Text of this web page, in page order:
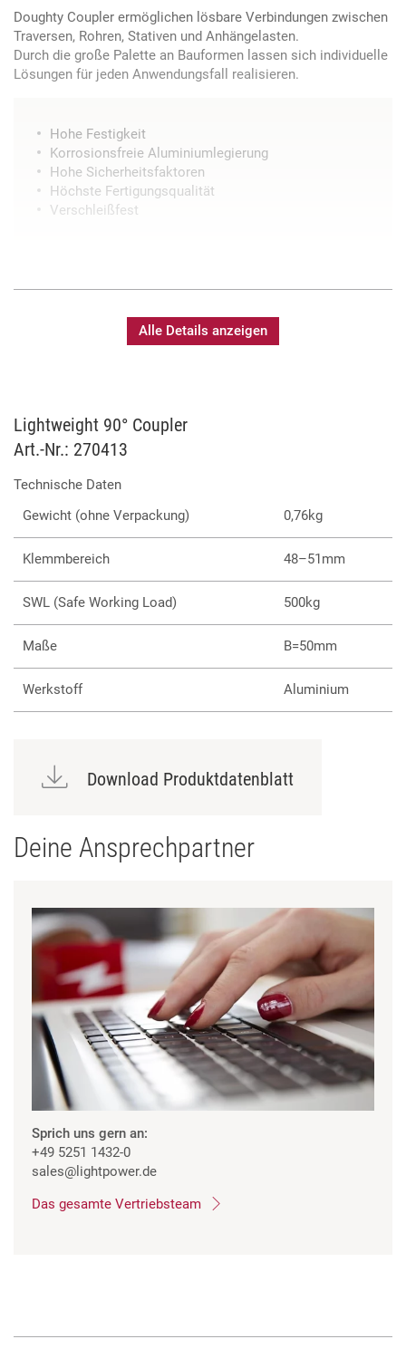
Doughty Coupler ermöglichen lösbare Verbindungen zwischen
Traversen, Rohren, Stativen und Anhängelasten.
Durch die große Palette an Bauformen lassen sich individuelle
Lösungen für jeden Anwendungsfall realisieren.
Hohe Festigkeit
Korrosionsfreie Aluminiumlegierung
Hohe Sicherheitsfaktoren
Höchste Fertigungsqualität
Verschleißfest
Alle Details anzeigen
Lightweight 90° Coupler
Art.-Nr.: 270413
Technische Daten
Gewicht (ohne Verpackung)
0,76kg
Klemmbereich 48–51mm
SWL (Safe Working Load) 500kg
Maße B=50mm
Werkstoff Aluminium
Download Produktdatenblatt
Deine Ansprechpartner
Sprich uns gern an:
+49 5251 1432-0
sales@lightpower.de
Das gesamte Vertriebsteam